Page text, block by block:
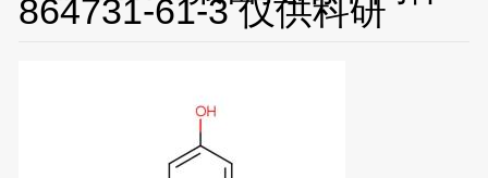
864731-61-3 仅供科研